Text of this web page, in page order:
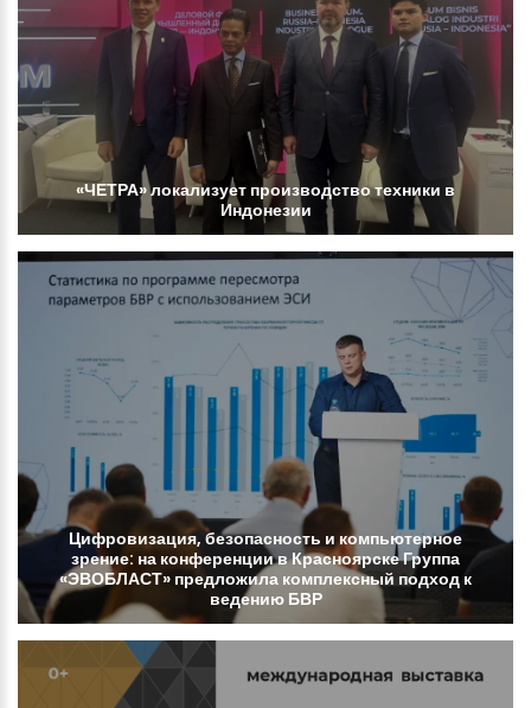
«ЧЕТРА»локализует производствотехники в
Индонезии
Цифровизация, безопасность и компьютерное
зрение: на конференциивКрасноярскеГруппа
«ЭВОБЛАСТ» предложила комплексный подход к
ведению БВР